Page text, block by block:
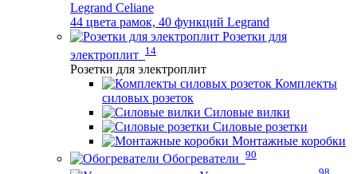
Legrand Celiane
44 цвета рамок, 40 функций Legrand
Розетки для
электроплит 14
Розетки для электроплит
Комплекты
силовых розеток
Силовые вилки
Силовые розетки
Монтажные коробки
Обогреватели 90